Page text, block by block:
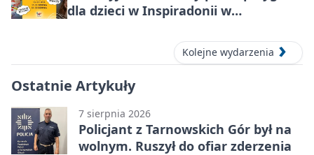
dla dzieci w Inspiradonii w
Kolejne wydarzenia
Ostatnie Artykuły
7 sierpnia 2026
Policjant z Tarnowskich Gór był na
wolnym. Ruszył do ofiar zderzenia